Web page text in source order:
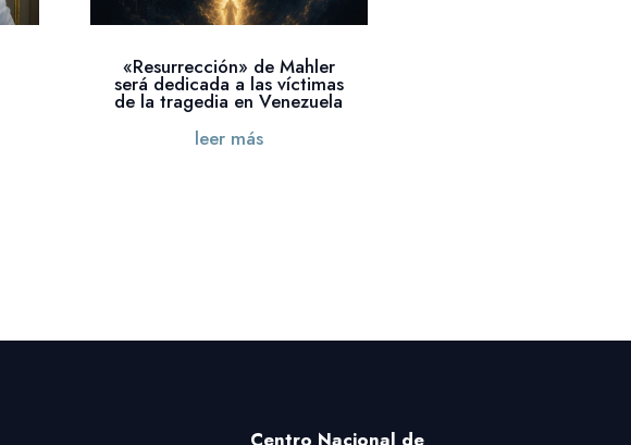
«Resurrección» de Mahler
será dedicada a las víctimas
de la tragedia en Venezuela
leer más